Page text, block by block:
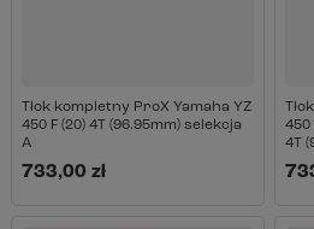
Tłok kompletny ProX Yamaha YZ
450 F (20) 4T (96.95mm) selekcja
A
733,00 zł
450
4T